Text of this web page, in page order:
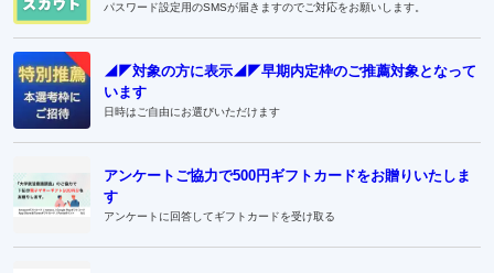
パスワード設定用のSMSが届きますのでご対応をお願いします。
◢◤対象の方に表示◢◤早期内定枠のご推薦対象となって
います
日時はご自由にお選びいただけます
アンケートご協力で500円ギフトカードをお贈りいたしま
す
アンケートに回答してギフトカードを受け取る